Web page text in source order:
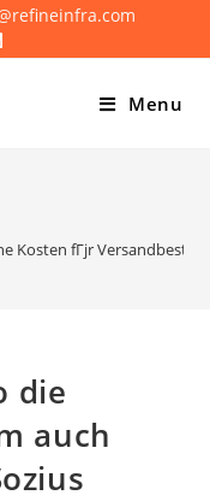
Menu
Kosten fГјr
die
auch